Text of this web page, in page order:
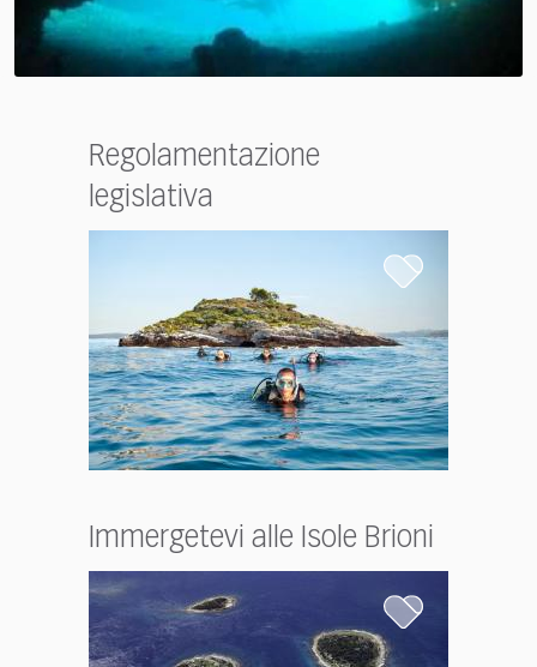
Regolamentazione
legislativa
Immergetevi alle Isole Brioni